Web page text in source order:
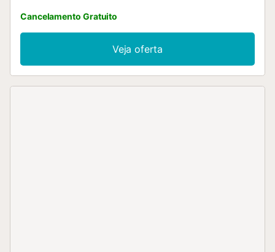
Cancelamento Gratuito
Veja oferta